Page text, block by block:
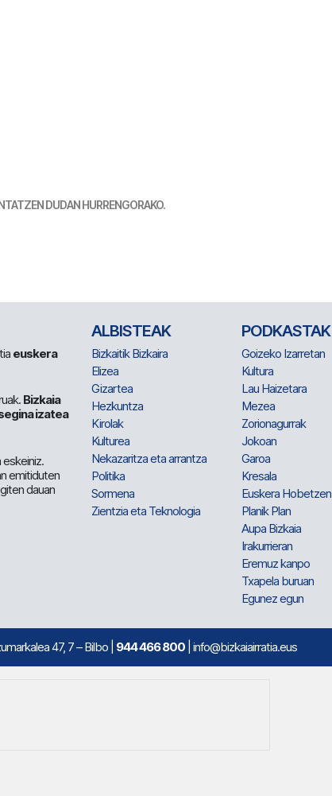
DUDAN HURRENGORAKO.
euskera
Bizkaia
izatea
emitiduten
dauan
ALBISTEAK
Bizkaitik Bizkaira
Elizea
Gizartea
Hezkuntza
Kirolak
Kulturea
Nekazaritza eta arrantza
Politika
Sormena
Zientzia eta Teknologia
PODKASTAK
Goizeko Izarretan
Kultura
Lau Haizetara
Mezea
Zorionagurrak
Jokoan
Garoa
Kresala
Euskera Hobetzen
Planik Plan
Aupa Bizkaia
Irakurrieran
Eremuz kanpo
Txapela buruan
Egunez egun
47, 7 – Bilbo | 944 466 800 | info@bizkaiairratia.eus